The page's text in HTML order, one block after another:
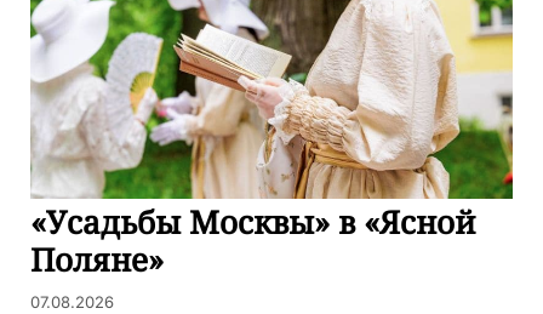
«Усадьбы Москвы» в «Ясной
Поляне»
07.08.2026